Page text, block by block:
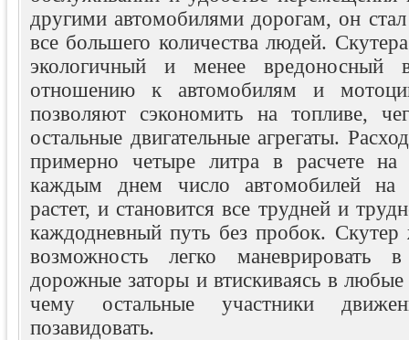
другими автомобилями дорогам, он
все большего количества людей.
экологичный и менее вредоносный
отношению к автомобилям и
позволяют сэкономить на топливе,
остальные двигательные агрегаты.
примерно четыре литра в расчете
каждым днем число автомобилей на
растет, и становится все трудней и
каждодневный путь без пробок. Скутер
возможность легко маневрировать
дорожные заторы и втискиваясь в любые
чему остальные участники
позавидовать.